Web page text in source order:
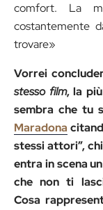
comfort. La
costantemente
trovare»
Vorrei
stesso film, la
sembra che tu
Maradona
stessi attori”,
entra in scena
che non ti
Cosa